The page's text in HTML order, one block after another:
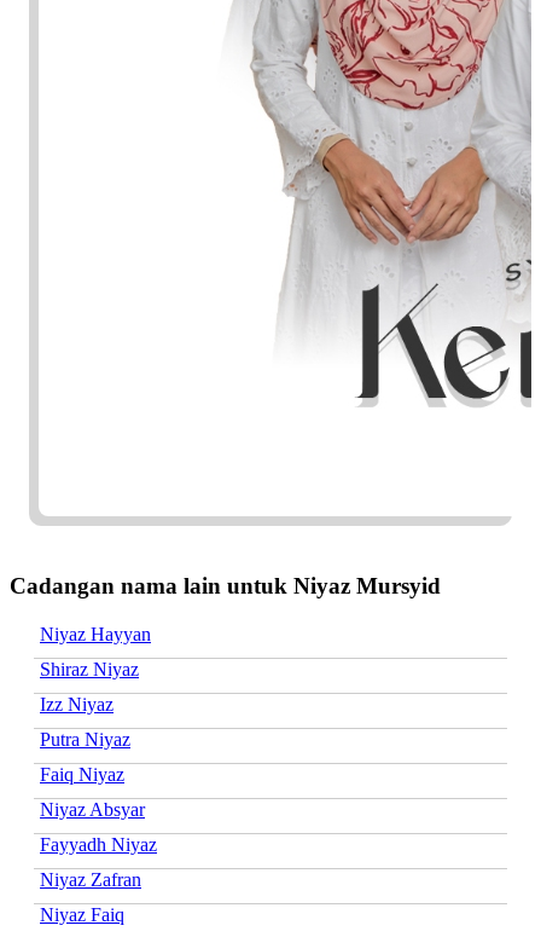
Cadangan nama lain untuk Niyaz Mursyid
Niyaz Hayyan
Shiraz Niyaz
Izz Niyaz
Putra Niyaz
Faiq Niyaz
Niyaz Absyar
Fayyadh Niyaz
Niyaz Zafran
Niyaz Faiq